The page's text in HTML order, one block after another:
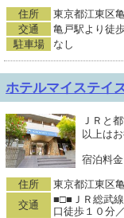
住所
東京都江東区
交通
亀戸駅より徒
駐車場
なし
ホテルマイステイ
ＪＲと
以上は
宿泊料金
住所
東京都江東区
交通
■□■ＪＲ総武
口徒歩１０分